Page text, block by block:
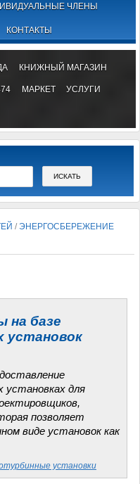
ЧЛЕНЫ
КОНТАКТЫ
КНИЖНЫЙ МАГАЗИН
МАРКЕТ УСЛУГИ
/ЭНЕРГОСБЕРЕЖЕНИЕ
на базе
установок
установках для
позволяет
виде установок как
установки